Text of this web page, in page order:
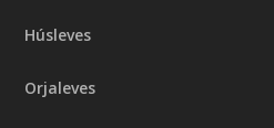
Húsleves
Orjaleves